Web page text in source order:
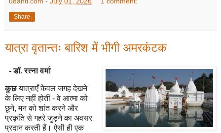
Share
यात्रा वृतान्तः बारिश में भीगी अमरकंटक
- डॉ. रत्ना वर्मा
कुछयात्राएँ केवल जगह देखने
के लिए नहीं होतीं - वे आत्मा को
छूने, मन को शांत करने और
प्रकृति से गहरे जुड़ने का अवसर
प्रदान करती हैं। ऐसी ही एक